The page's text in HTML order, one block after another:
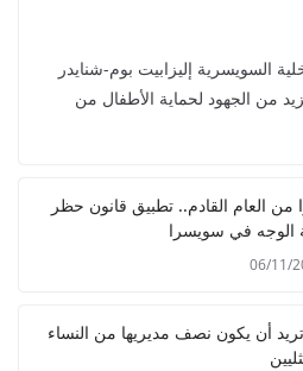
السويسرية إليزابيت بوم-شنايدر
من الجهود لحماية الأطفال من
من العام القادم.. تطبيق قانون حظر
الوجه في سويسرا
06/11/
أن يكون نصف مديريها من النساء